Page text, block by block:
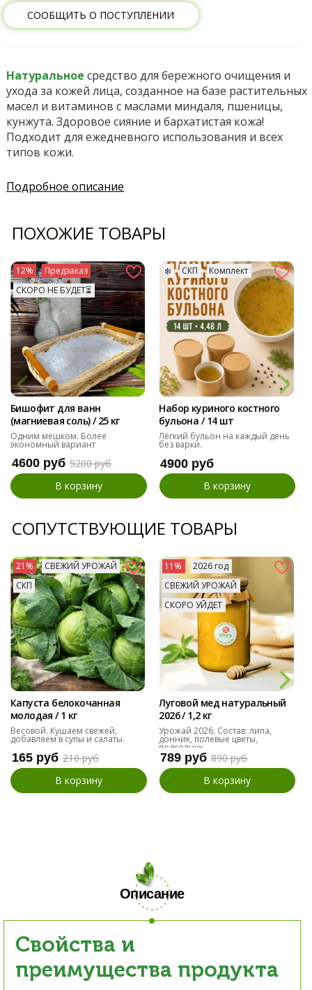
СООБЩИТЬ О ПОСТУПЛЕНИИ
Натуральное средство для бережного очищения и
ухода за кожей лица, созданное на базе растительных
масел и витаминов с маслами миндаля, пшеницы,
кунжута. Здоровое сияние и бархатистая кожа!
Подходит для ежедневного использования и всех
типов кожи.
Подробное описание
ПОХОЖИЕ ТОВАРЫ
12%
Предзаказ
СКОРО НЕ БУДЕТ⏳
Бишофит для ванн
(магниевая соль) / 25 кг
Одним мешком. Более
экономный вариант
4600 руб 5200 руб
В корзину
❄️ СКП Комплект
Набор куриного костного
бульона / 14 шт
Лёгкий бульон на каждый день
без варки.
4900 руб
В корзину
СОПУТСТВУЮЩИЕ ТОВАРЫ
21%
СВЕЖИЙ УРОЖАЙ
СКП
Капуста белокочанная
молодая / 1 кг
Весовой. Кушаем свежей,
добавляем в супы и салаты.
165 руб 210 руб
В корзину
11%
2026 год
СВЕЖИЙ УРОЖАЙ
СКОРО УЙДЕТ
Луговой мед натуральный
2026 / 1,2 кг
Урожай 2026. Состав: липа,
донник, полевые цветы,
подсолнух
789 руб 890 руб
В корзину
Описание
Свойства и
преимущества продукта